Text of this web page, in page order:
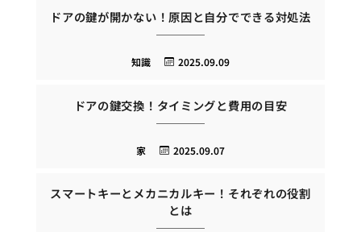
ドアの鍵が開かない！原因と自分でできる対処法
2025.09.09
知識
ドアの鍵交換！タイミングと費用の目安
2025.09.07
家
スマートキーとメカニカルキー！それぞれの役割
とは